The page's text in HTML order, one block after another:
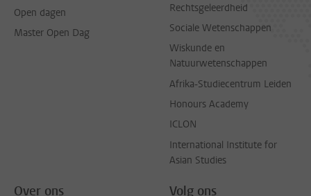
Open dagen
Master Open Dag
Rechtsgeleerdheid
Sociale Wetenschappen
Wiskunde en
Natuurwetenschappen
Afrika-Studiecentrum Leiden
Honours Academy
ICLON
International Institute for
Asian Studies
Over ons Volg ons